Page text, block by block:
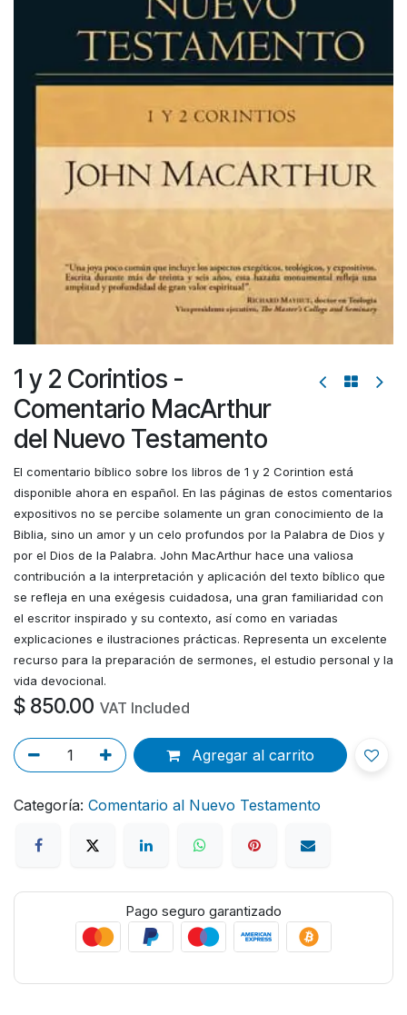
1 y 2 Corintios -
Comentario MacArthur
del Nuevo Testamento
El comentario bíblico sobre los libros de 1 y 2 Corintion está
disponible ahora en español. En las páginas de estos comentarios
expositivos no se percibe solamente un gran conocimiento de la
Biblia, sino un amor y un celo profundos por la Palabra de Dios y
por el Dios de la Palabra. John MacArthur hace una valiosa
contribución a la interpretación y aplicación del texto bíblico que
se refleja en una exégesis cuidadosa, una gran familiaridad con
el escritor inspirado y su contexto, así como en variadas
explicaciones e ilustraciones prácticas. Representa un excelente
recurso para la preparación de sermones, el estudio personal y la
vida devocional.
$ 850.00 VAT Included
Agregar al carrito
Categoría: Comentario al Nuevo Testamento
Pago seguro garantizado